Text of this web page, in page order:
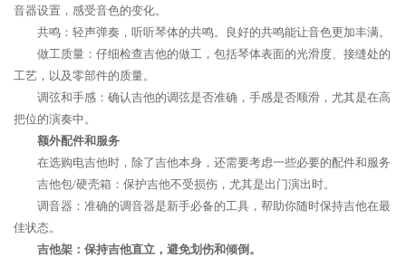
音器设置，感受音色的变化。
共鸣：轻声弹奏，听听琴体的共鸣。良好的共鸣能让音色更加丰满。
做工质量：仔细检查吉他的做工，包括琴体表面的光滑度、接缝处的
工艺，以及零部件的质量。
调弦和手感：确认吉他的调弦是否准确，手感是否顺滑，尤其是在高
把位的演奏中。
额外配件和服务
在选购电吉他时，除了吉他本身，还需要考虑一些必要的配件和服务
吉他包/硬壳箱：保护吉他不受损伤，尤其是出门演出时。
调音器：准确的调音器是新手必备的工具，帮助你随时保持吉他在最
佳状态。
吉他架：保持吉他直立，避免划伤和倾倒。